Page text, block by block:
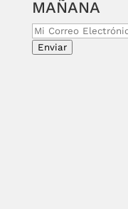
MAÑANA
Enviar